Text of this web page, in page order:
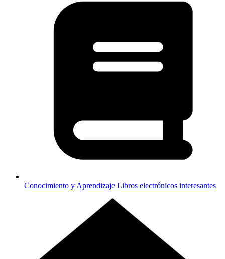
Conocimiento y Aprendizaje Libros electrónicos interesantes